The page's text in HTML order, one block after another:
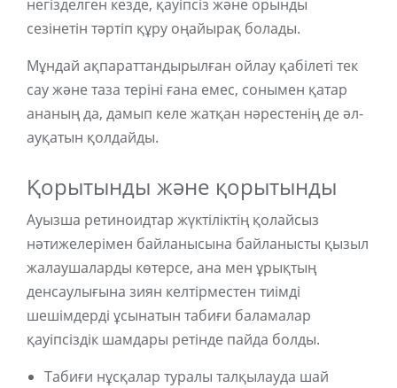
негізделген кезде, қауіпсіз және орынды
сезінетін тәртіп құру оңайырақ болады.
Мұндай ақпараттандырылған ойлау қабілеті тек
сау және таза теріні ғана емес, сонымен қатар
ананың да, дамып келе жатқан нәрестенің де әл-
ауқатын қолдайды.
Қорытынды және қорытынды
Ауызша ретиноидтар жүктіліктің қолайсыз
нәтижелерімен байланысына байланысты қызыл
жалаушаларды көтерсе, ана мен ұрықтың
денсаулығына зиян келтірместен тиімді
шешімдерді ұсынатын табиғи баламалар
қауіпсіздік шамдары ретінде пайда болды.
Табиғи нұсқалар туралы талқылауда шай